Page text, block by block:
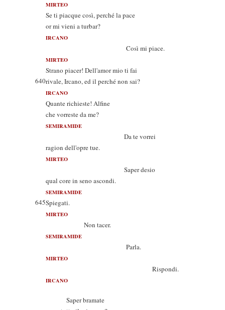
MIRTEO
Se ti piacque così, perché la pace
or mi vieni a turbar?
IRCANO
Così mi piace.
MIRTEO
Strano piacer! Dell'amor mio ti fai
640rivale, Ircano, ed il perché non sai?
IRCANO
Quante richieste! Alfine
che vorreste da me?
SEMIRAMIDE
Da te vorrei
ragion dell'opre tue.
MIRTEO
Saper desio
qual core in seno ascondi.
SEMIRAMIDE
645Spiegati.
MIRTEO
Non tacer.
SEMIRAMIDE
Parla.
MIRTEO
Rispondi.
IRCANO
Saper bramate